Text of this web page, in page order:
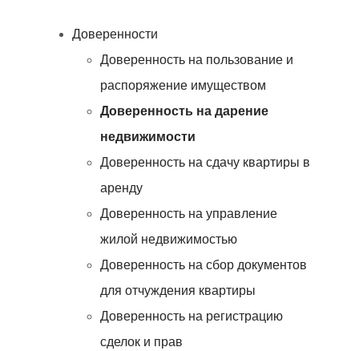
Доверенности
Доверенность на пользование и
распоряжение имуществом
Доверенность на дарение
недвижимости
Доверенность на сдачу квартиры в
аренду
Доверенность на управление
жилой недвижимостью
Доверенность на сбор документов
для отчуждения квартиры
Доверенность на регистрацию
сделок и прав